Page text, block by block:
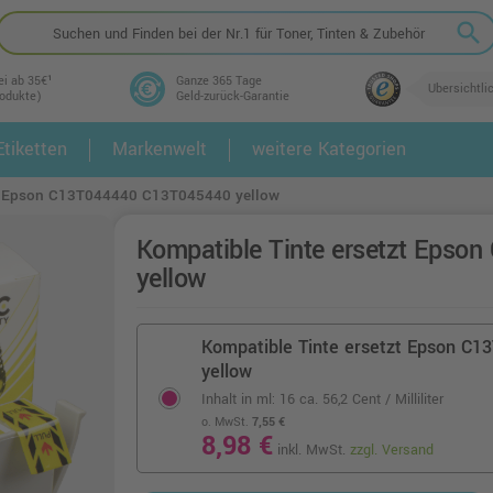
search
ab 35€¹
Ganze 365 Tage
Geld-zurück-Garantie
2.
Markenwelt weitere Kategorien
C13T044440 C13T045440 yellow
Kompatible Tinte ersetzt
yellow
Kompatible Tinte ersetzt Epson
yellow
Inhalt in ml: 16 ca. 56,2 Cent / Milliliter
o. MwSt. 7,55 €
8,98 € inkl. MwSt. zzgl. Versand